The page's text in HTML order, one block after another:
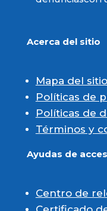
Acerca del sitio
Mapa del sitio
Políticas de
Políticas de
Términos y
Ayudas de
Centro de